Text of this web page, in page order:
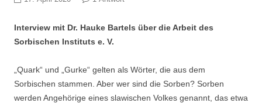
Interview mit Dr. Hauke Bartels über die Arbeit des
Sorbischen Instituts e. V.
„Quark“ und „Gurke“ gelten als Wörter, die aus dem
Sorbischen stammen. Aber wer sind die Sorben? Sorben
werden Angehörige eines slawischen Volkes genannt, das etwa